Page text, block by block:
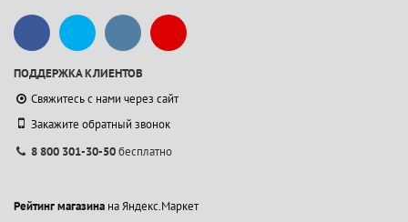
ПОДДЕРЖКА КЛИЕНТОВ
Свяжитесь с нами через сайт
Закажите обратный звонок
8 800 301-30-50бесплатно
Рейтинг магазина на Яндекс.Маркет